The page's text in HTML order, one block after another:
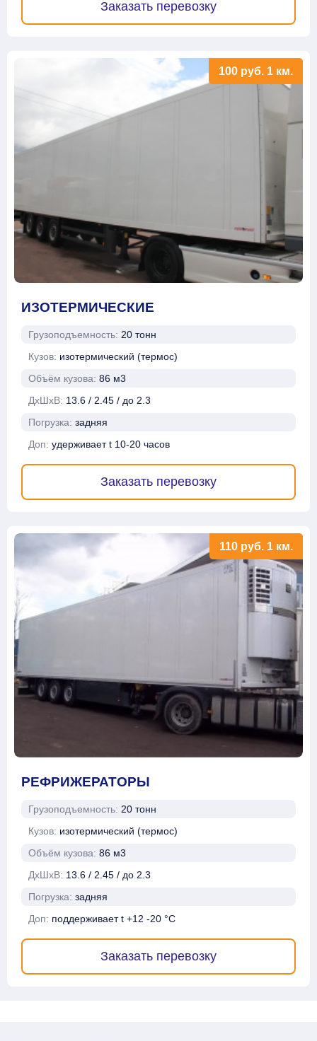
Заказать перевозку
ИЗОТЕРМИЧЕСКИЕ
Грузоподъемность: 20 тонн
Кузов: изотермический (термос)
Объём кузова: 86 м3
ДхШхВ: 13.6 / 2.45 / до 2.3
Погрузка: задняя
Доп: удерживает t 10-20 часов
100 руб. 1 км.
Заказать перевозку
РЕФРИЖЕРАТОРЫ
Грузоподъемность: 20 тонн
Кузов: изотермический (термос)
Объём кузова: 86 м3
ДхШхВ: 13.6 / 2.45 / до 2.3
Погрузка: задняя
Доп: поддерживает t +12 -20 °C
110 руб. 1 км.
Заказать перевозку